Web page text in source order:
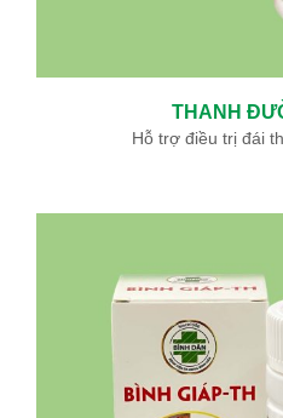
THANH
Hỗ trợ điều trị đái